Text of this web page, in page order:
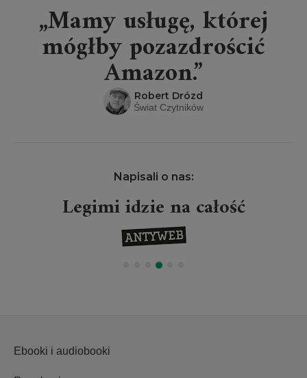
„Mamy usługę, której
mógłby pozazdrościć
Amazon.”
Robert Drózd
Świat Czytników
Napisali o nas:
Legimi idzie na całość
Ebooki i audiobooki